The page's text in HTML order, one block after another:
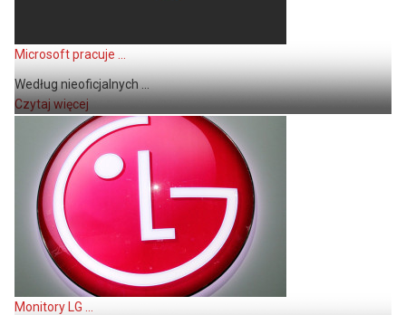
Microsoft pracuje ...
Według nieoficjalnych ...
Czytaj więcej
Monitory LG ...